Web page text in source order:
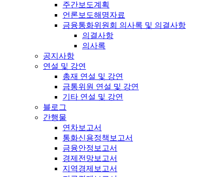
주간보도계획
언론보도해명자료
금융통화위원회 의사록 및 의결사항
의결사항
의사록
공지사항
연설 및 강연
총재 연설 및 강연
금통위원 연설 및 강연
기타 연설 및 강연
블로그
간행물
연차보고서
통화신용정책보고서
금융안정보고서
경제전망보고서
지역경제보고서